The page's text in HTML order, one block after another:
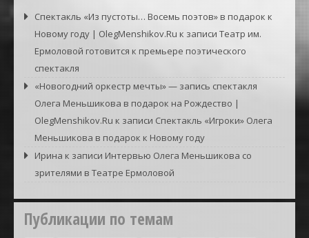
Спектакль «Из пустоты… Восемь поэтов» в подарок к
Новому году | OlegMenshikov.Ru к записи Театр им.
Ермоловой готовится к премьере поэтического
спектакля
«Новогодний оркестр мечты» — запись спектакля
Олега Меньшикова в подарок на Рождество |
OlegMenshikov.Ru к записи Спектакль «Игроки» Олега
Меньшикова в подарок к Новому году
Ирина к записи Интервью Олега Меньшикова со
зрителями в Театре Ермоловой
Публикации по темам